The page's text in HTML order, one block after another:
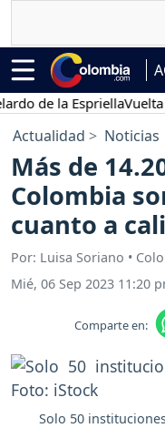
la EspriellaVuelta a
Actualidad Noticias
Más de
Colombia
cuanto a
Por: Luisa Soriano •
Mié, 06 Sep 2023 11:20
Comparte en:
Solo 50